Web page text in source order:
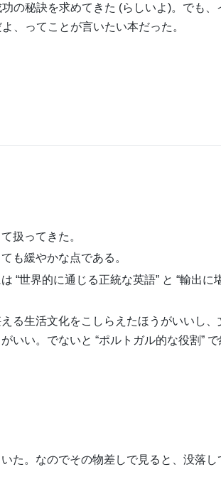
の秘訣を求めてきた (らしいよ)。でも、
、ってことが言いたい本だった。
扱ってきた。
も緩やかな点である。
“世界的に通じる正統な英語” と “輸出に
る生活文化をこしらえたほうがいいし、
いい。でないと “ポルトガル的な役割”
た。なのでその物差しで見ると、没落し